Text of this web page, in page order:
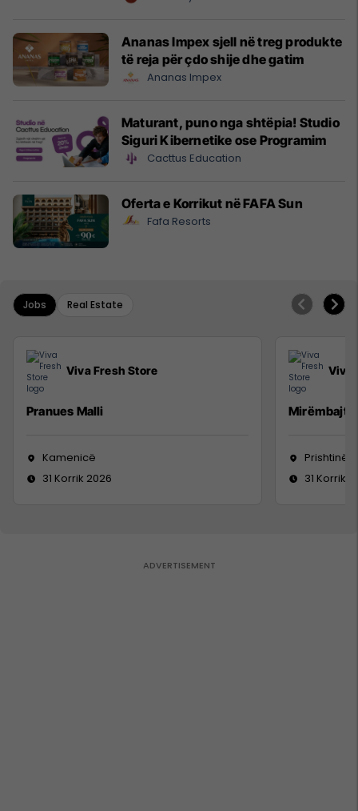
Ananas Impex sjell në treg produkte
të reja për çdo shije dhe gatim
Ananas Impex
Maturant, puno nga shtëpia! Studio
Siguri Kibernetike ose Programim
Cacttus Education
Oferta e Korrikut në FAFA Sun
Fafa Resorts
Jobs Real Estate
Viva Fresh Store
Pranues Malli
Kamenicë
31 Korrik 2026
Viva
Prishtinë
31 Korrik